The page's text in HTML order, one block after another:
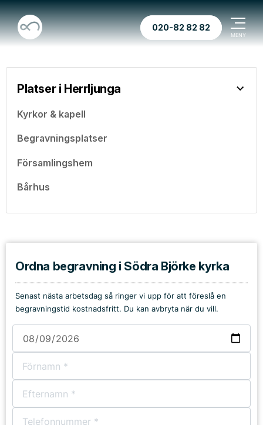
020-82 82 82
Platser i Herrljunga
Kyrkor & kapell
Begravningsplatser
Församlingshem
Bårhus
Ordna begravning i Södra Björke kyrka
Senast nästa arbetsdag så ringer vi upp för att föreslå en
begravningstid kostnadsfritt. Du kan avbryta när du vill.